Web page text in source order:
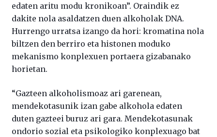
edaten aritu modu kronikoan”. Oraindik ez
dakite nola asaldatzen duen alkoholak DNA.
Hurrengo urratsa izango da hori: kromatina nola
biltzen den berriro eta histonen moduko
mekanismo konplexuen portaera gizabanako
horietan.
“Gazteen alkoholismoaz ari garenean,
mendekotasunik izan gabe alkohola edaten
duten gazteei buruz ari gara. Mendekotasunak
ondorio sozial eta psikologiko konplexuago bat